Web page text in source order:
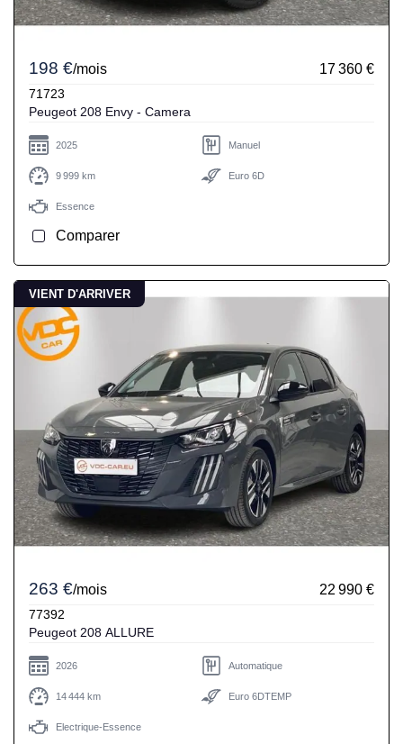
198 €/mois 17 360 €
71723
Peugeot 208 Envy - Camera
2025 Manuel
9 999 km Euro 6D
Essence
Comparer
VIENT D'ARRIVER
263 €/mois 22 990 €
77392
Peugeot 208 ALLURE
2026 Automatique
14 444 km Euro 6DTEMP
Electrique-Essence